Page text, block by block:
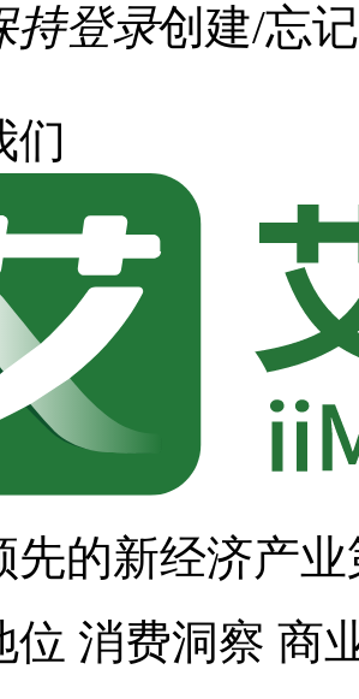
持登录创建/忘
们
先的新经济产
位 消费洞察 商